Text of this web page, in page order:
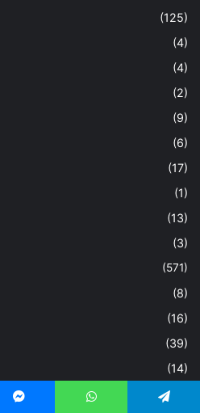
(125)
(4)
(4)
(2)
(9)
(6)
(17)
(1)
(13)
(3)
(571)
(8)
(16)
(39)
(14)
(16)